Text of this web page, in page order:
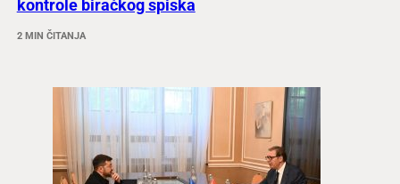
kontrole biračkog spiska
2 MIN ČITANJA